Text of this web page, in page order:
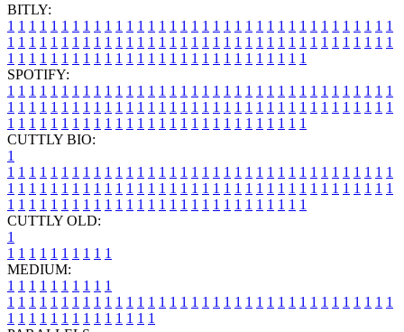
BITLY:
1 1 1 1 1 1 1 1 1 1 1 1 1 1 1 1 1 1 1 1 1 1 1 1 1 1 1 1 1 1 1 1 1 1 1 1
1 1 1 1 1 1 1 1 1 1 1 1 1 1 1 1 1 1 1 1 1 1 1 1 1 1 1 1 1 1 1 1 1 1 1 1
1 1 1 1 1 1 1 1 1 1 1 1 1 1 1 1 1 1 1 1 1 1 1 1 1 1 1 1
SPOTIFY:
1 1 1 1 1 1 1 1 1 1 1 1 1 1 1 1 1 1 1 1 1 1 1 1 1 1 1 1 1 1 1 1 1 1 1 1
1 1 1 1 1 1 1 1 1 1 1 1 1 1 1 1 1 1 1 1 1 1 1 1 1 1 1 1 1 1 1 1 1 1 1 1
1 1 1 1 1 1 1 1 1 1 1 1 1 1 1 1 1 1 1 1 1 1 1 1 1 1 1 1
CUTTLY BIO:
1
1 1 1 1 1 1 1 1 1 1 1 1 1 1 1 1 1 1 1 1 1 1 1 1 1 1 1 1 1 1 1 1 1 1 1 1
1 1 1 1 1 1 1 1 1 1 1 1 1 1 1 1 1 1 1 1 1 1 1 1 1 1 1 1 1 1 1 1 1 1 1 1
1 1 1 1 1 1 1 1 1 1 1 1 1 1 1 1 1 1 1 1 1 1 1 1 1 1 1 1
CUTTLY OLD:
1
1 1 1 1 1 1 1 1 1 1
MEDIUM:
1 1 1 1 1 1 1 1 1 1
1 1 1 1 1 1 1 1 1 1 1 1 1 1 1 1 1 1 1 1 1 1 1 1 1 1 1 1 1 1 1 1 1 1 1 1
1 1 1 1 1 1 1 1 1 1 1 1 1 1